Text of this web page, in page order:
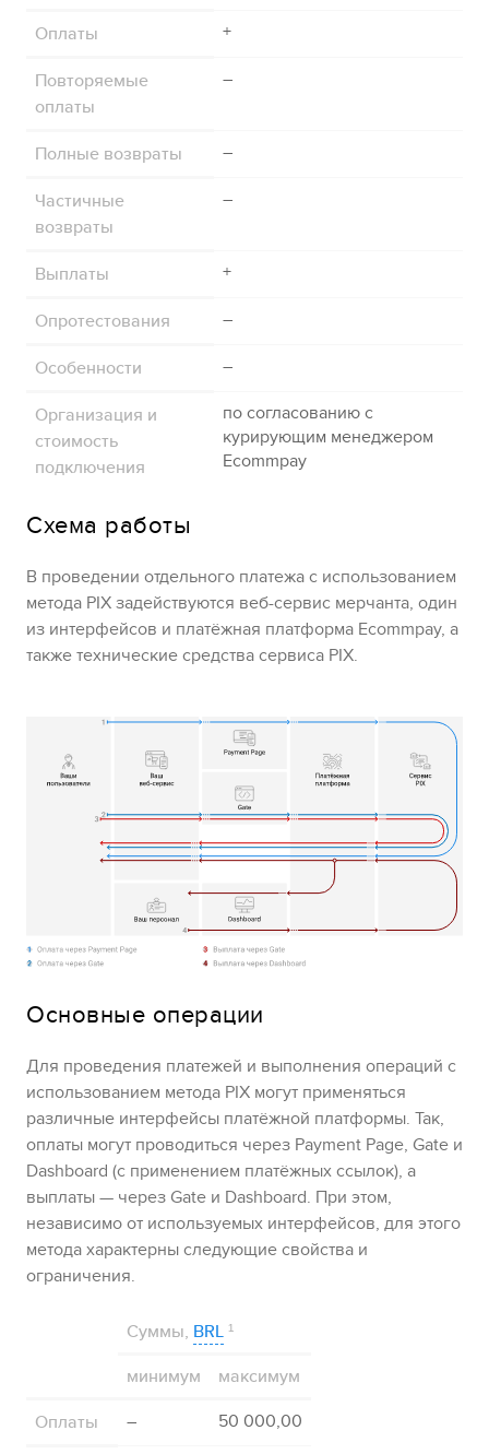
Оплаты +
Повторяемые
оплаты
–
Полные возвраты –
Частичные
возвраты
–
Выплаты +
Опротестования –
Особенности –
Организация и
стоимость
подключения
по согласованию с
курирующим менеджером
Ecommpay
Схема работы
В проведении отдельного платежа с использованием
метода PIX задействуются веб-сервис мерчанта, один
из интерфейсов и платёжная платформа Ecommpay, а
также технические средства сервиса PIX.
Основные операции
Для проведения платежей и выполнения операций с
использованием метода PIX могут применяться
различные интерфейсы платёжной платформы. Так,
оплаты могут проводиться через Payment Page, Gate и
Dashboard (с применением платёжных ссылок), а
выплаты — через Gate и Dashboard. При этом,
независимо от используемых интерфейсов, для этого
метода характерны следующие свойства и
ограничения.
Суммы, BRL¹
минимум
максимум
Оплаты
– 50 000,00